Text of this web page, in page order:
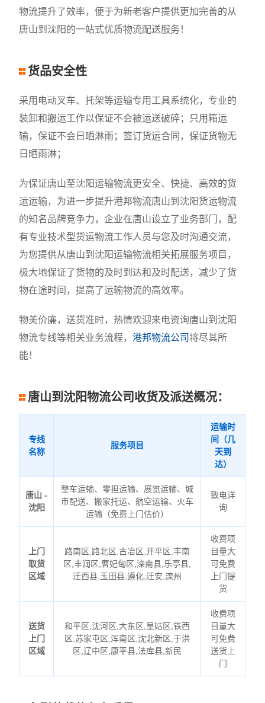
物流提升了效率，便于为新老客户提供更加完善的从
唐山到沈阳的一站式优质物流配送服务！
货品安全性
采用电动叉车、托架等运输专用工具系统化，专业的
装卸和搬运工作以保证不会被运送破碎；只用箱运
输，保证不会日晒淋雨；签订货运合同，保证货物无
日晒雨淋；
为保证唐山至沈阳运输物流更安全、快捷、高效的货
运运输，为进一步提升港邦物流唐山到沈阳货运物流
的知名品牌竞争力，企业在唐山设立了业务部门，配
有专业技术型货运物流工作人员与您及时沟通交流，
为您提供从唐山到沈阳运输物流相关拓展服务项目，
极大地保证了货物的及时到达和及时配送，减少了货
物在途时间，提高了运输物流的高效率。
物美价廉，送货准时，热情欢迎来电资询唐山到沈阳
物流专线等相关业务流程，港邦物流公司将尽其所
能！
唐山到沈阳物流公司收货及派送概况：
专线
名称
服务项目
运输时
间（几
天到
达）
唐山 -
沈阳
整车运输、零担运输、展览运输、城
市配送、搬家托运、航空运输、火车
运输（免费上门估价）
致电详
询
上门
取货
区域
路南区,路北区,古冶区,开平区,丰南
区,丰润区,曹妃甸区,滦南县,乐亭县,
迁西县,玉田县,遵化,迁安,滦州
收费项
目量大
可免费
上门提
货
送货
上门
区域
和平区,沈河区,大东区,皇姑区,铁西
区,苏家屯区,浑南区,沈北新区,于洪
区,辽中区,康平县,法库县,新民
收费项
目量大
可免费
送货上
门